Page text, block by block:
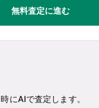
無料査定に進む
にAIで査定します。